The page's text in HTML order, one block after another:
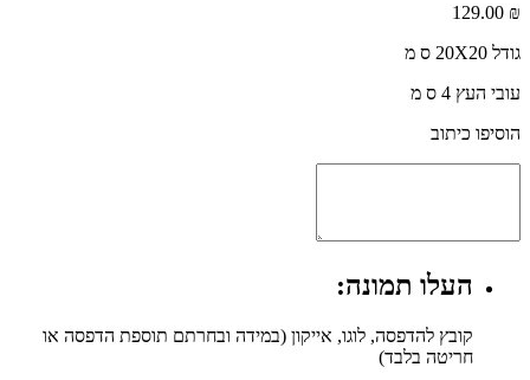
129.00 ₪
גודל 20X20 ס מ
עובי העץ 4 ס מ
הוסיפו כיתוב
העלו תמונה:
קובץ להדפסה, לוגו, אייקון (במידה ובחרתם תוספת הדפסה או
חריטה בלבד)